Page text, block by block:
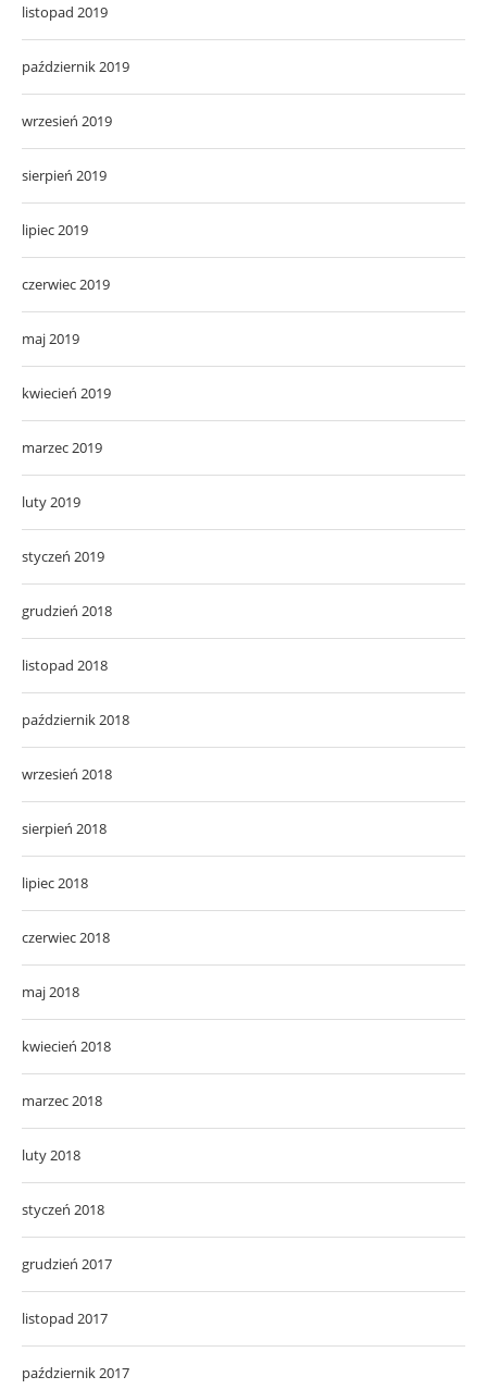
listopad 2019
październik 2019
wrzesień 2019
sierpień 2019
lipiec 2019
czerwiec 2019
maj 2019
kwiecień 2019
marzec 2019
luty 2019
styczeń 2019
grudzień 2018
listopad 2018
październik 2018
wrzesień 2018
sierpień 2018
lipiec 2018
czerwiec 2018
maj 2018
kwiecień 2018
marzec 2018
luty 2018
styczeń 2018
grudzień 2017
listopad 2017
październik 2017